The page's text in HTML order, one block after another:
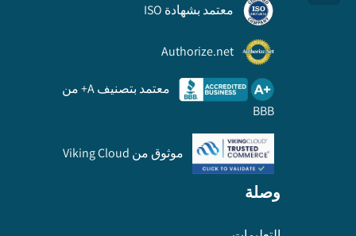
معتمد بشهادة ISO
Authorize.net
معتمد بتصنيف A+ من
BBB
موثوق من Viking Cloud
وصلة